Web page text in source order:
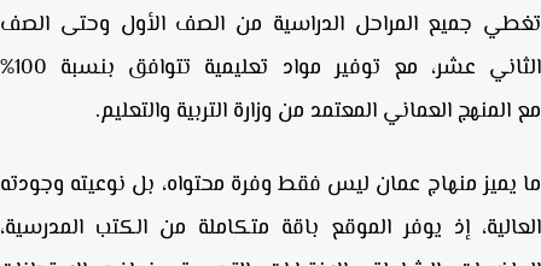
جميع المراحل الدراسية من الصف الأول وحتى الصف
الثاني عشر، مع توفير مواد تعليمية تتوافق بنسبة 100%
المنهج العماني المعتمد من وزارة التربية والتعليم.
منهاج عمانليس فقط وفرة محتواه، بل نوعيته وجودته
إذ يوفر الموقع باقة متكاملة منالكتب المدرسية،